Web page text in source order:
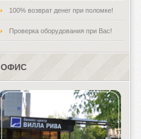
100% возврат денег при поломке!
Проверка оборудования при Вас!
ОФИС